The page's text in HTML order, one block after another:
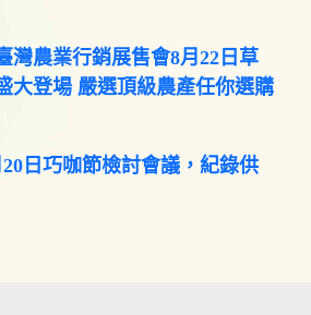
灣農業行銷展售會8月22日草
大登場 嚴選頂級農產任你選購
20日巧咖節檢討會議，紀錄供